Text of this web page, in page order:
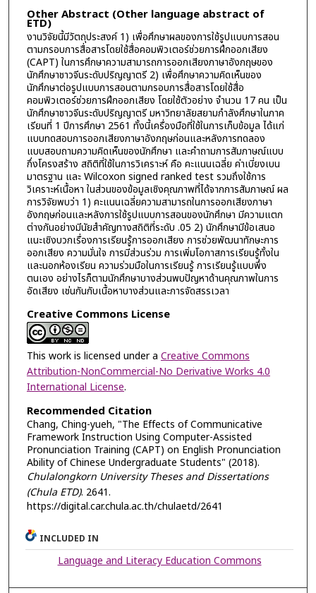
Other Abstract (Other language abstract of
ETD)
งานวิจัยนี้มีวัตถุประสงค์ 1) เพื่อศึกษาผลของการใช้รูปแบบการสอน
ตามกรอบการสื่อสารโดยใช้สื่อคอมพิวเตอร์ช่วยการฝึกออกเสียง
(CAPT) ในการศึกษาความสามารถการออกเสียงภาษาอังกฤษของ
นักศึกษาชาวจีนระดับปริญญาตรี 2) เพื่อศึกษาความคิดเห็นของ
นักศึกษาต่อรูปแบบการสอนตามกรอบการสื่อสารโดยใช้สื่อ
คอมพิวเตอร์ช่วยการฝึกออกเสียง โดยใช้ตัวอย่าง จำนวน 17 คน เป็น
นักศึกษาชาวจีนระดับปริญญาตรี มหาวิทยาลัยสยามกำลังศึกษาในภาค
เรียนที่ 1 ปีการศึกษา 2561 ทั้งนี้เครื่องมือที่ใช้ในการเก็บข้อมูล ได้แก่
แบบทดสอบการออกเสียงภาษาอังกฤษก่อนและหลังการทดลอง
แบบสอบถามความคิดเห็นของนักศึกษา และคำถามการสัมภาษณ์แบบ
กึ่งโครงสร้าง สถิติที่ใช้ในการวิเคราะห์ คือ คะแนนเฉลี่ย ค่าเบี่ยงเบน
มาตรฐาน และ Wilcoxon signed ranked test รวมถึงใช้การ
วิเคราะห์เนื้อหา ในส่วนของข้อมูลเชิงคุณภาพที่ได้จากการสัมภาษณ์ ผล
การวิจัยพบว่า 1) คะแนนเฉลี่ยความสามารถในการออกเสียงภาษา
อังกฤษก่อนและหลังการใช้รูปแบบการสอนของนักศึกษา มีความแตก
ต่างกันอย่างมีนัยสำคัญทางสถิติที่ระดับ .05 2) นักศึกษามีข้อเสนอ
แนะเชิงบวกเรื่องการเรียนรู้การออกเสียง การช่วยพัฒนาทักษะการ
ออกเสียง ความมั่นใจ การมีส่วนร่วม การเพิ่มโอกาสการเรียนรู้ทั้งใน
และนอกห้องเรียน ความร่วมมือในการเรียนรู้ การเรียนรู้แบบพึ่ง
ตนเอง อย่างไรก็ตามนักศึกษาบางส่วนพบปัญหาด้านคุณภาพในการ
อัดเสียง เช่นกันกับเนื้อหาบางส่วนและการจัดสรรเวลา
Creative Commons License
This work is licensed under a Creative Commons
Attribution-NonCommercial-No Derivative Works 4.0
International License.
Recommended Citation
Chang, Ching-yueh, "The Effects of Communicative
Framework Instruction Using Computer-Assisted
Pronunciation Training (CAPT) on English Pronunciation
Ability of Chinese Undergraduate Students" (2018).
Chulalongkorn University Theses and Dissertations
(Chula ETD). 2641.
https://digital.car.chula.ac.th/chulaetd/2641
INCLUDED IN
Language and Literacy Education Commons